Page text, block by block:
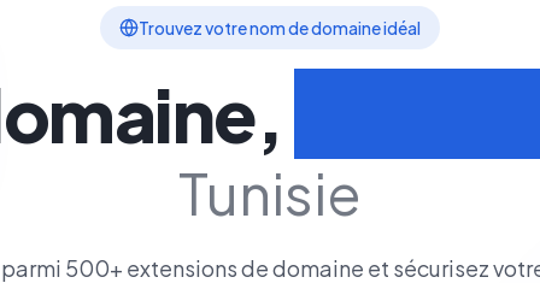
Trouvez votre nom de domaine idéal
Tunisie
500+ extensions de domaine et sécurisez